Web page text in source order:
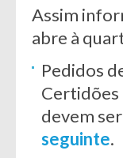
Assim
abre à
Pedidos
Certidões
devem
seguinte.